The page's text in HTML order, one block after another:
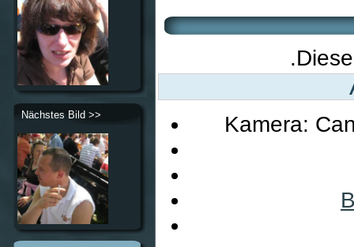
Kamera:
Nächstes Bild >>